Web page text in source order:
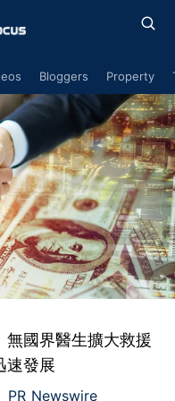
Bloggers Property
無國界醫生擴大救援
速發展
PR Newswire